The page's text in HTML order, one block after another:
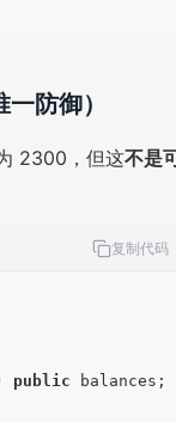
防御）
2300，但这不是
复制代码
public balances;